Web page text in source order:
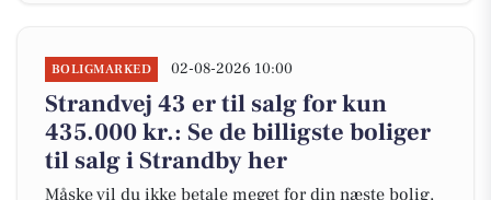
BOLIGMARKED 02-08-2026 10:00
Strandvej 43 er til salg for kun
435.000 kr.: Se de billigste boliger
til salg i Strandby her
Måske vil du ikke betale meget for din næste bolig,